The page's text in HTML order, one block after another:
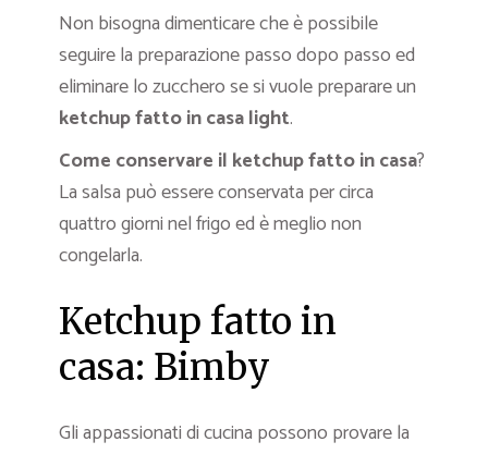
Non bisogna dimenticare che è possibile
seguire la preparazione passo dopo passo ed
eliminare lo zucchero se si vuole preparare un
ketchup fatto in casa light.
Come conservare il ketchup fatto in casa?
La salsa può essere conservata per circa
quattro giorni nel frigo ed è meglio non
congelarla.
Ketchup fatto in
casa: Bimby
Gli appassionati di cucina possono provare la